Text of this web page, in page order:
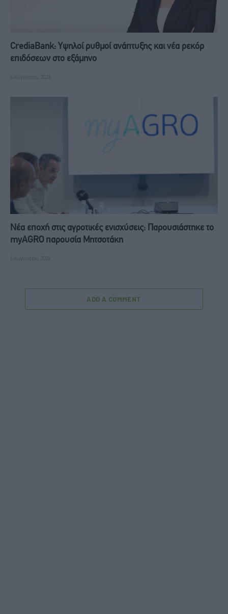
CrediaBank: Υψηλοί ρυθμοί ανάπτυξης και νέα ρεκόρ
επιδόσεων στο εξάμηνο
6 Αυγούστου, 2026
Νέα εποχή στις αγροτικές ενισχύσεις: Παρουσιάστηκε το
myAGRO παρουσία Μητσοτάκη
6 Αυγούστου, 2026
ADD A COMMENT